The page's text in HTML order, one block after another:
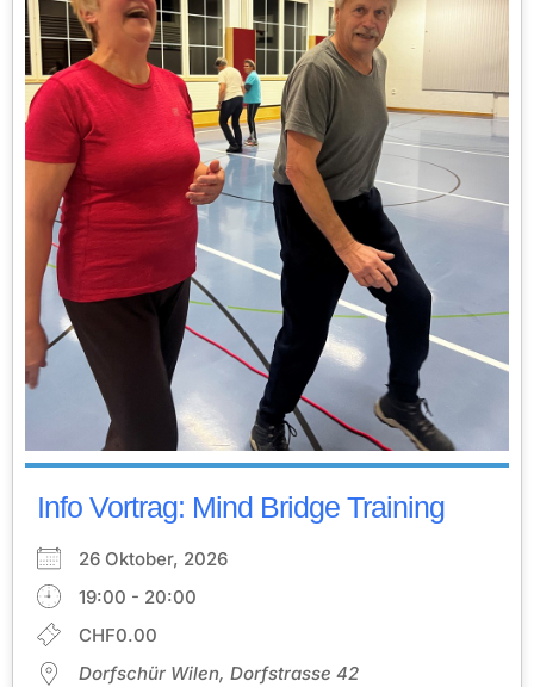
Info Vortrag: Mind Bridge Training
26 Oktober, 2026
19:00 - 20:00
CHF0.00
Dorfschür Wilen, Dorfstrasse 42